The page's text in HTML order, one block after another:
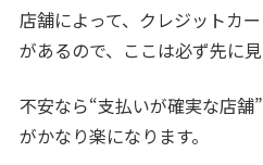
店舗によって、クレジットカ
があるので、ここは必ず先に見
不安なら“支払いが確実な店舗
がかなり楽になります。